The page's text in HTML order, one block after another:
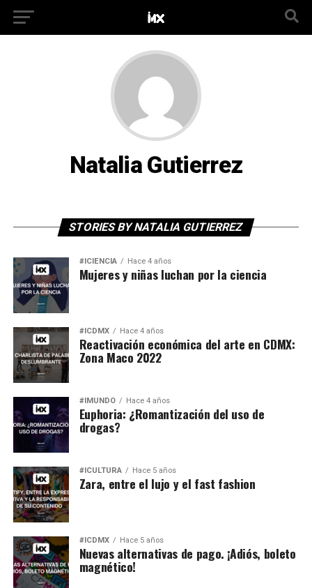
Natalia Gutierrez
STORIES BY NATALIA GUTIERREZ
#ICIENCIA Hace 4 años
Mujeres y niñas luchan por la ciencia
#ICDMX Hace 4 años
Reactivación económica del arte en CDMX:
Zona Maco 2022
#IMUNDO Hace 4 años
Euphoria: ¿Romantización del uso de
drogas?
#ICULTURA Hace 5 años
Zara, entre el lujo y el fast fashion
#ICDMX Hace 5 años
Nuevas alternativas de pago. ¡Adiós, boleto
magnético!